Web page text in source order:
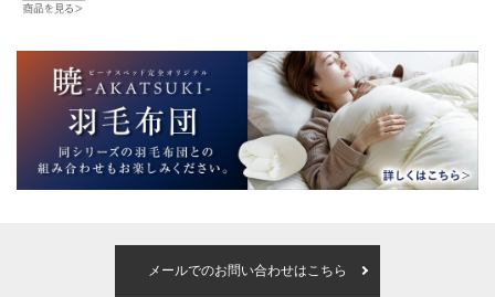
メールでのお問い合わせはこちら